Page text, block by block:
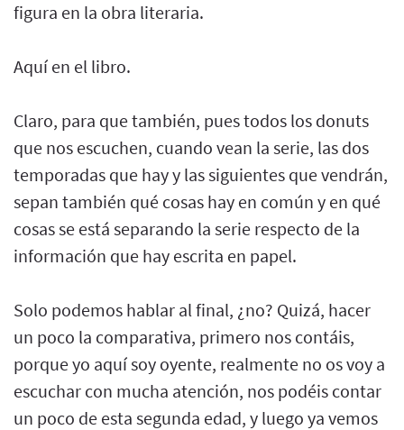
figura en la obra literaria.
Aquí en el libro.
Claro, para que también, pues todos los donuts
que nos escuchen, cuando vean la serie, las dos
temporadas que hay y las siguientes que vendrán,
sepan también qué cosas hay en común y en qué
cosas se está separando la serie respecto de la
información que hay escrita en papel.
Solo podemos hablar al final, ¿no? Quizá, hacer
un poco la comparativa, primero nos contáis,
porque yo aquí soy oyente, realmente no os voy a
escuchar con mucha atención, nos podéis contar
un poco de esta segunda edad, y luego ya vemos